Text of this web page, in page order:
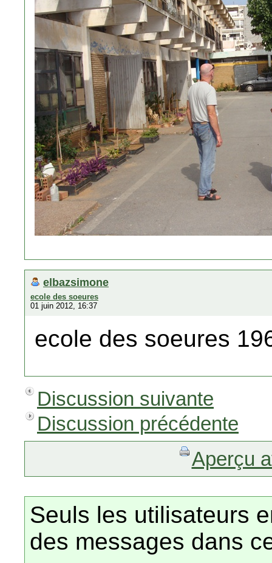
elbazsimone
ecole des soeures
01 juin 2012, 16:37
ecole des soeures
Discussion suivante
Discussion précédente
Aperçu
Seuls les utilisateurs
des messages dans